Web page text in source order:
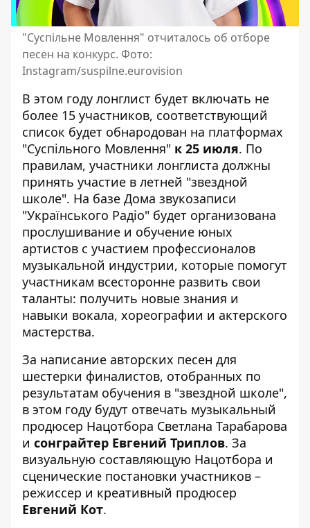
"Суспільне Мовлення" отчиталось об отборе
песен на конкурс. Фото:
Instagram/suspilne.eurovision
В этом году лонглист будет включать не
более 15 участников, соответствующий
список будет обнародован на платформах
"Суспільного Мовлення" к 25 июля. По
правилам, участники лонглиста должны
принять участие в летней "звездной
школе". На базе Дома звукозаписи
"Українського Радіо" будет организована
прослушивание и обучение юных
артистов с участием профессионалов
музыкальной индустрии, которые помогут
участникам всесторонне развить свои
таланты: получить новые знания и
навыки вокала, хореографии и актерского
мастерства.
За написание авторских песен для
шестерки финалистов, отобранных по
результатам обучения в "звездной школе",
в этом году будут отвечать музыкальный
продюсер Нацотбора Светлана Тарабарова
и сонграйтер Евгений Триплов. За
визуальную составляющую Нацотбора и
сценические постановки участников –
режиссер и креативный продюсер
Евгений Кот.